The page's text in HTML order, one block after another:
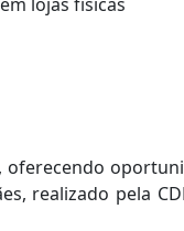
oferecendo
realizado pela